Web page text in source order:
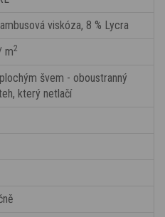
viskóza, 8 % Lycra
m2
švem - oboustranný
který netlačí